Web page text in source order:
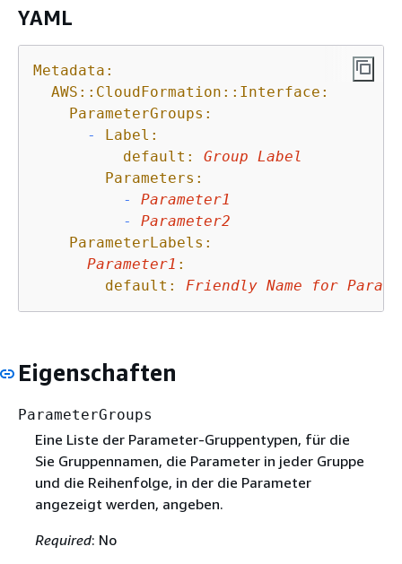
YAML
Metadata:
AWS::CloudFormation::Interface:
ParameterGroups:
-
Label:
default:
Group Label
Parameters:
-
Parameter1
-
Parameter2
ParameterLabels:
Parameter1 :
default:
Friendly Name for
Eigenschaften
ParameterGroups
Eine Liste der Parameter-Gruppentypen, für die
Sie Gruppennamen, die Parameter in jeder Gruppe
und die Reihenfolge, in der die Parameter
angezeigt werden, angeben.
Required: No